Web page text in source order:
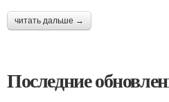
читать дальше →
Последние